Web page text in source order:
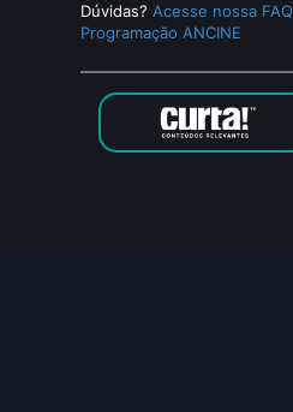
Dúvidas? Acesse nossa FAQ
Programação ANCINE